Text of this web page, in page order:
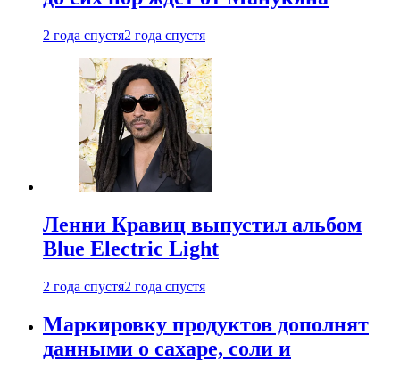
2 года спустя2 года спустя
Ленни Кравиц выпустил альбом
Blue Electric Light
2 года спустя2 года спустя
Маркировку продуктов дополнят
данными о сахаре, соли и